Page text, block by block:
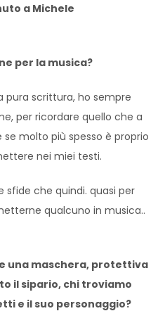
a Michele
per la musica?
pura scrittura, ho sempre
per ricordare quello che a
molto più spesso è proprio
nei miei testi.
sfide che quindi. quasi per
qualcuno in musica..
una maschera, protettiva
il sipario, chi troviamo
e il suo personaggio?